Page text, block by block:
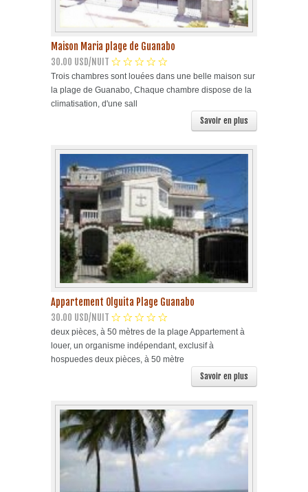
Maison Maria plage de Guanabo
30.00 USD/NUIT
Trois chambres sont louées dans une belle maison sur
la plage de Guanabo, Chaque chambre dispose de la
climatisation, d'une sall
Savoir en plus
Appartement Olguita Plage Guanabo
30.00 USD/NUIT
deux pièces, à 50 mètres de la plage Appartement à
louer, un organisme indépendant, exclusif à
hospuedes deux pièces, à 50 mètre
Savoir en plus